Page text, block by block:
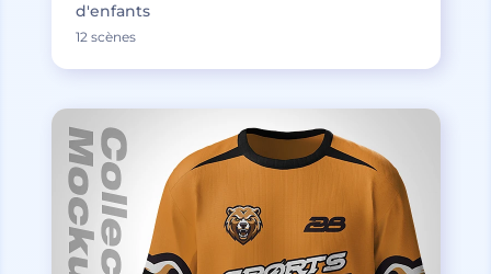
d'enfants
12 scènes